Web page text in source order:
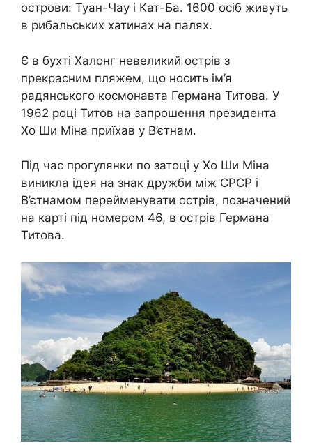
острови: Туан-Чау і Кат-Ба. 1600 осіб живуть
в рибальських хатинах на палях.
Є в бухті Халонг невеликий острів з
прекрасним пляжем, що носить ім’я
радянського космонавта Германа Титова. У
1962 році Титов на запрошення президента
Хо Ши Міна приїхав у В’єтнам.
Під час прогулянки по затоці у Хо Ши Міна
виникла ідея на знак дружби між СРСР і
В’єтнамом перейменувати острів, позначений
на карті під номером 46, в острів Германа
Титова.